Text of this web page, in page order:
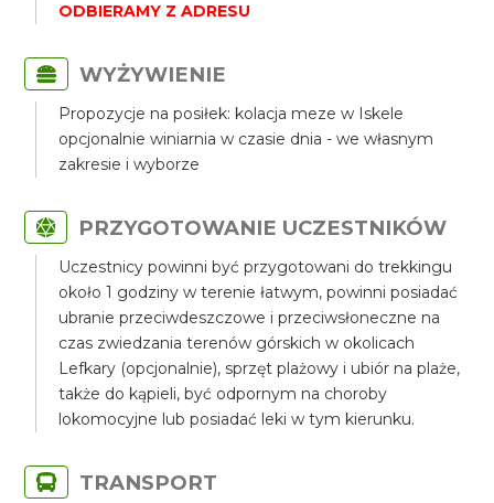
ODBIERAMY Z ADRESU
WYŻYWIENIE
Propozycje na posiłek: kolacja meze w Iskele
opcjonalnie winiarnia w czasie dnia - we własnym
zakresie i wyborze
PRZYGOTOWANIE UCZESTNIKÓW
Uczestnicy powinni być przygotowani do trekkingu
około 1 godziny w terenie łatwym, powinni posiadać
ubranie przeciwdeszczowe i przeciwsłoneczne na
czas zwiedzania terenów górskich w okolicach
Lefkary (opcjonalnie), sprzęt plażowy i ubiór na plaże,
także do kąpieli, być odpornym na choroby
lokomocyjne lub posiadać leki w tym kierunku.
TRANSPORT